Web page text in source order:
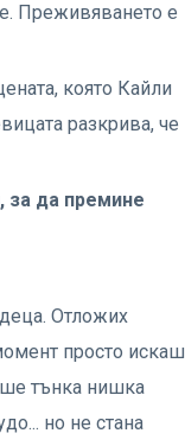
Преживяването е
която Кайли
разкрива, че
за да премине
Отложих
просто искаш
тънка нишка
но не стана